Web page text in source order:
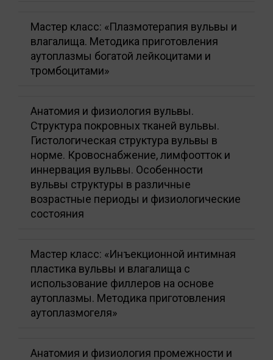
Мастер класс: «Плазмотерапия вульвы и
влагалища. Методика приготовления
аутоплазмы богатой лейкоцитами и
тромбоцитами»
Анатомия и физиология вульвы.
Структура покровных тканей вульвы.
Гистологическая структура вульвы в
норме. Кровоснабжение, лимфоотток и
иннервация вульвы. Особенности
вульвы структуры в различные
возрастные периоды и физиологические
состояния
Мастер класс: «Инъекционной интимная
пластика вульвы и влагалища с
использование филлеров на основе
аутоплазмы. Методика приготовления
аутоплазмогеля»
Анатомия и физиология промежности и